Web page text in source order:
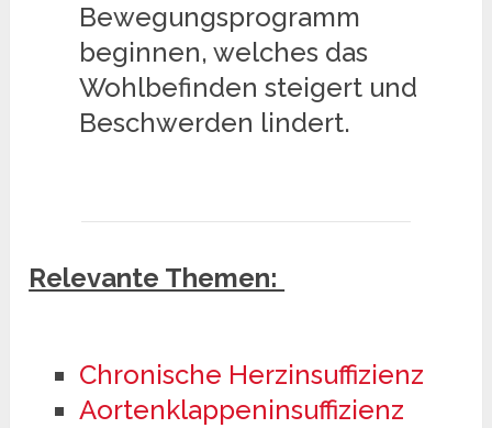
Bewegungsprogramm
beginnen, welches das
Wohlbefinden steigert und
Beschwerden lindert.
Relevante Themen:
Chronische Herzinsuffizienz
Aortenklappeninsuffizienz